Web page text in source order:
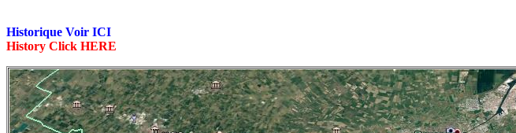
Historique Voir ICI
History Click HERE